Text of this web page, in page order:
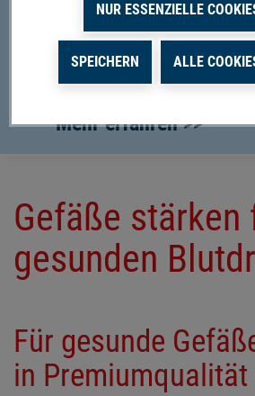
Produktinformationen
Anwendungsgebiete
Arginin
Mehr erfahren >>
Gefäße stärken
gesunden
Für gesunde
in Premiumqualität
NUR ESSENZIELLE
SPEICHERN ALLE